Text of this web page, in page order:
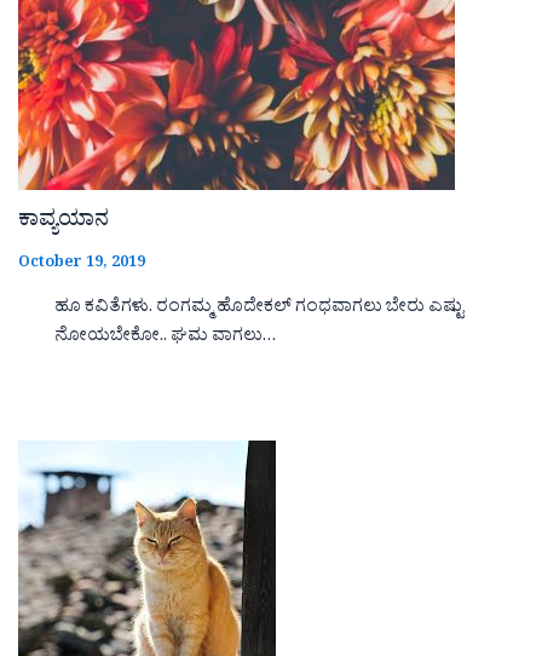
ಕಾವ್ಯಯಾನ
October 19, 2019
ಹೂ ಕವಿತೆಗಳು. ರಂಗಮ್ಮ ಹೊದೇಕಲ್ ಗಂಧವಾಗಲು ಬೇರು ಎಷ್ಟು
ನೋಯಬೇಕೋ.. ಘಮ ವಾಗಲು…